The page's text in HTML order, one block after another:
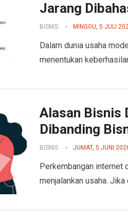
Jarang
BISNIS MINGGU, 5 JULI
Dalam dunia usaha
menentukan
Alasan Bisnis
Dibanding
BISNIS JUMAT, 5 JUNI
Perkembangan internet
menjalankan usaha.